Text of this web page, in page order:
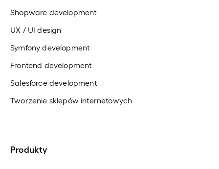
Shopware development
UX / UI design
Symfony development
Frontend development
Salesforce development
Tworzenie sklepów internetowych
Produkty